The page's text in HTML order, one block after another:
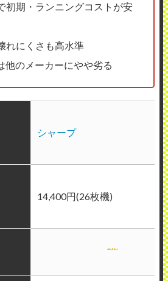
期・ランニングコストが安
にくさも高水準
のメーカーにやや劣る
シャープ
14,400円(26枚機)